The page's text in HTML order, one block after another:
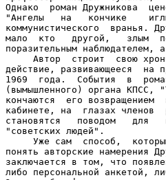
Однако  роман Дружникова
"Ангелы   на   кончике
коммунистического  вранья.
мало  кто   другой,   злым
поразительным наблюдателем,
Автор  строит  свою
действие, развивающееся  на
1969  года.  События  в
(вымышленного) органа КПСС,
кончаются  его возвращением
кабинете, на  глазах членов
становятся   поводом   для
"советских людей".
Уже сам  способ,
понять авторские намерения
заключается в том, что
либо персональной анкетой,